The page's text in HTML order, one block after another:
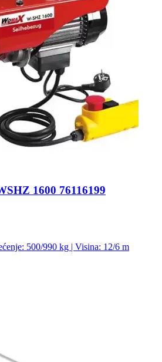
1600 76116199
500/990 kg | Visina: 12/6 m